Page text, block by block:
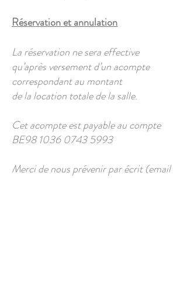
Réservation et annulation
La réservation ne sera effective
qu’après versement d’un acompte
correspondant au montant
de la location totale de la salle.
Cet acompte est payable au compte
BE981036 0743 5993
Merci de nous prévenir par écrit (email